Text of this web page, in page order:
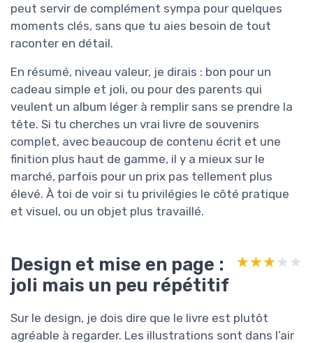
peut servir de complément sympa pour quelques
moments clés, sans que tu aies besoin de tout
raconter en détail.
En résumé, niveau valeur, je dirais : bon pour un
cadeau simple et joli, ou pour des parents qui
veulent un album léger à remplir sans se prendre la
tête. Si tu cherches un vrai livre de souvenirs
complet, avec beaucoup de contenu écrit et une
finition plus haut de gamme, il y a mieux sur le
marché, parfois pour un prix pas tellement plus
élevé. À toi de voir si tu privilégies le côté pratique
et visuel, ou un objet plus travaillé.
Design et mise en page :
joli mais un peu répétitif
★★★★★
★★★★★
Sur le design, je dois dire que le livre est plutôt
agréable à regarder. Les illustrations sont dans l’air